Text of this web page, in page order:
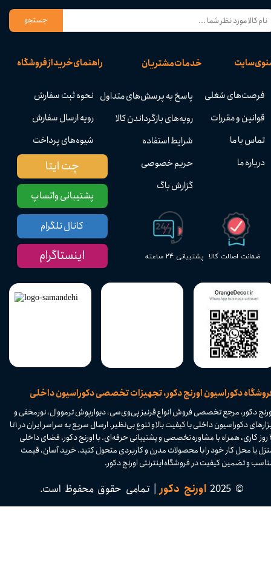
دکوراسیون اورنج دکور، تجهیزات تخصصی دکوراسیون داخلی
پشتیبانی ۲۴ ساعته ضمانت اصالت کالا
راهنمای خرید از فروشگاه
نحوه ثبت سفارش
رویه ارسال سفارش
شیوه‌های پرداخت
خدمات مشتریان
پاسخ به پرسش‌های متداول
رویه‌های بازگرداندن کالا
شرایط استفاده
حریم خصوصی
گزارش باگ
سایت
فرصت‌های شغلی
قوانین و مقررات
تماس با ما
درباره ما
جستجو
دکور، مرجع تخصصی فروش انواع قرنیز پی‌وی‌سی، دیوارپوش ترمووال، نورمخفی و
ابزارهای دکوراسیون داخلی با کیفیت بالا و تنوع بی‌نظیر. ارسال سریع به سراسر ایران در ۱ تا
۴ روز کاری، همراه با مشاوره تخصصی و پشتیبانی حرفه‌ای. با اورنج دکور، فضای داخلی
یا محل کار خود را با محصولات مدرن و کاربردی متحول کنید. خرید آسان، قیمت
و تضمین کیفیت در فروشگاه اینترنتی اورنج دکور.​​​​​​​
© 2025 اورنج دکور| تمامی حقوق محفوظ است.​​​​​​​
پشتیبانی واتساپ
چت ایتا
کانال تلگرام
اینستاگرام